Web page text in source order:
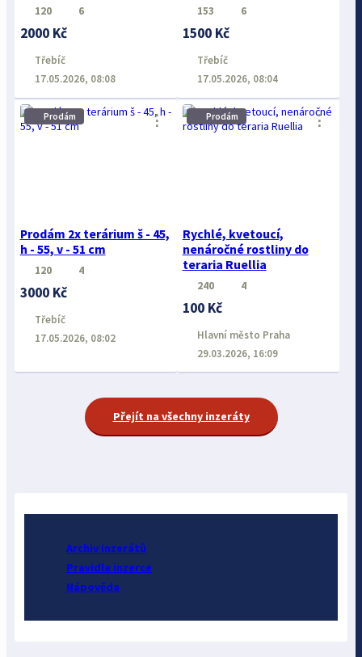
120 6
2000 Kč
Třebíč
17.05.2026, 08:08
153 6
1500 Kč
Třebíč
17.05.2026, 08:04
Prodám
Prodám 2x terárium š - 45,
h - 55, v - 51 cm
⋮
120 4
3000 Kč
Třebíč
17.05.2026, 08:02
Prodám
Rychlé, kvetoucí,
nenáročné rostliny do
teraria Ruellia
⋮
240 4
100 Kč
Hlavní město Praha
29.03.2026, 16:09
Přejít na všechny inzeráty
Archiv inzerátů
Pravidla inzerce
Nápověda